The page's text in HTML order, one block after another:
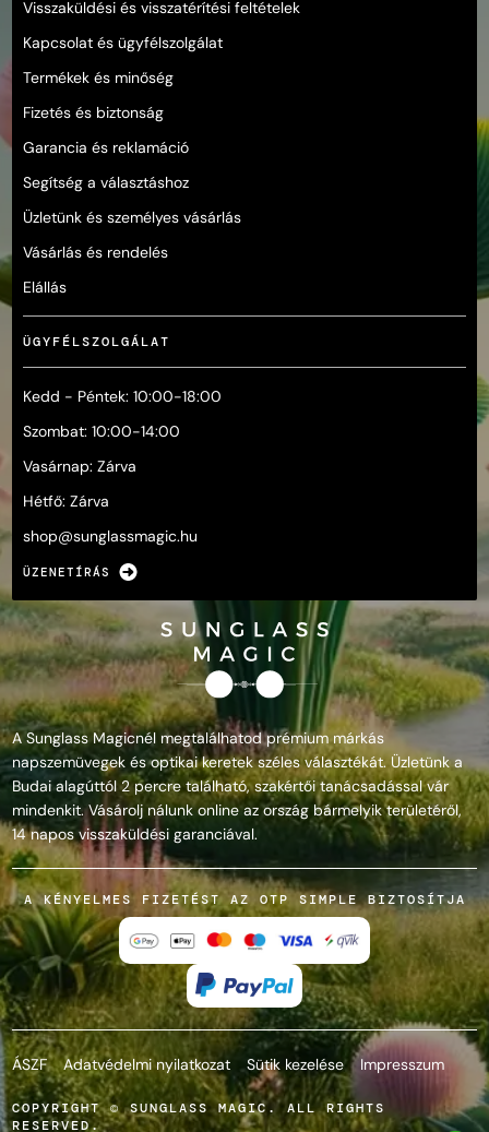
Visszaküldési és visszatérítési feltételek
Kapcsolat és ügyfélszolgálat
Termékek és minőség
Fizetés és biztonság
Garancia és reklamáció
Segítség a választáshoz
Üzletünk és személyes vásárlás
Vásárlás és rendelés
Elállás
ÜGYFÉLSZOLGÁLAT
Kedd - Péntek: 10:00-18:00
Szombat: 10:00-14:00
Vasárnap: Zárva
Hétfő: Zárva
shop@sunglassmagic.hu
ÜZENETÍRÁS
A Sunglass Magicnél megtalálhatod prémium márkás
napszemüvegek és optikai keretek széles választékát. Üzletünk a
Budai alagúttól 2 percre található, szakértői tanácsadással vár
mindenkit. Vásárolj nálunk online az ország bármelyik területéről,
14 napos visszaküldési garanciával.
A KÉNYELMES FIZETÉST AZ OTP SIMPLE BIZTOSÍTJA
ÁSZF Adatvédelmi nyilatkozat Sütik kezelése Impresszum
COPYRIGHT © SUNGLASS MAGIC. ALL RIGHTS
RESERVED.